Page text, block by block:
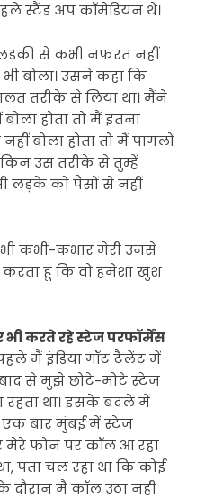
स्टैंड अप कॉमेडियन थे।
से कभी नफरत नहीं
बोला। उसने कहा कि
तरीके से लिया था। मैंने
होता तो मैं इतना
बोला होता तो मैं पागलों
उस तरीके से तुम्हें
लड़के को पैसों से नहीं
कभी-कभार मेरी उनसे
करता हूं कि वो हमेशा खुश
करते रहे स्टेज परफॉर्मेंस
मैं इंडिया गॉट टैलेंट में
से मुझे छोटे-मोटे स्टेज
था। इसके बदले में
एक बार मुंबई में स्टेज
मेरे फोन पर कॉल आ रहा
पता चल रहा था कि कोई
मैं कॉल उठा नहीं